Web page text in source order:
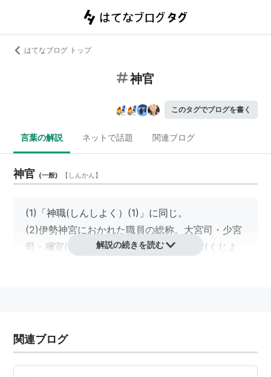
はてなブログ トップ
神官
このタグでブログを書く
言葉の解説 ネットで話題 関連ブログ
神官 (一般) 【 しんかん】
(1)「神職(しんしよく）(1)」に同じ。
(2)伊勢神宮におかれた職員の総称。大宮司・少宮
司・禰宜(ねぎ)・権禰宜(ごんねぎ)・宮掌(くじよ
解説の続きを読む
関連ブログ